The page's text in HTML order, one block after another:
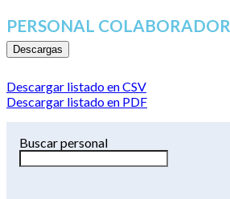
PERSONAL COLABORADOR
Descargas
Descargar listado en CSV
Descargar listado en PDF
Buscar personal